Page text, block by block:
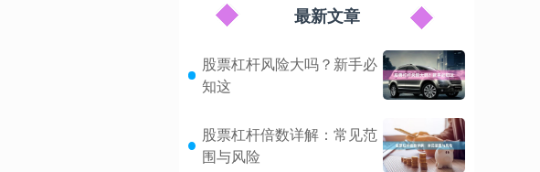
最新文章
股票杠杆风险大吗？新手必
知这
股票杠杆倍数详解：常见范
围与风险